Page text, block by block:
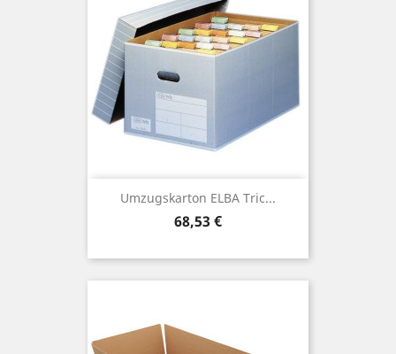
Umzugskarton ELBA Tric...
Preis
68,53 €